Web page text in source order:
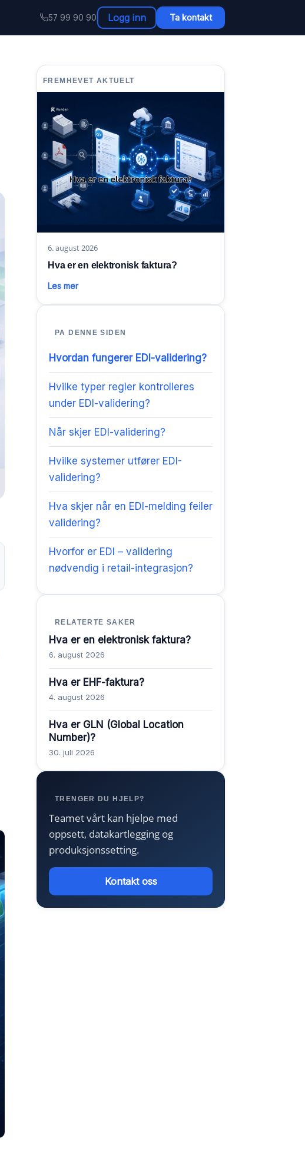
57 99 90 90 Logg inn Ta kontakt
FREMHEVET AKTUELT
6. august 2026
Hva er en elektronisk faktura?
Les mer
PA DENNE SIDEN
Hvordan fungerer EDI-validering?
Hvilke typer regler kontrolleres
under EDI-validering?
Når skjer EDI-validering?
Hvilke systemer utfører EDI-
validering?
Hva skjer når en EDI-melding feiler
validering?
Hvorfor er EDI – validering
nødvendig i retail-integrasjon?
RELATERTE SAKER
Hva er en elektronisk faktura?
6. august 2026
Hva er EHF-faktura?
4. august 2026
Hva er GLN (Global Location
Number)?
30. juli 2026
TRENGER DU HJELP?
Teamet vårt kan hjelpe med
oppsett, datakartlegging og
produksjonssetting.
Kontakt oss